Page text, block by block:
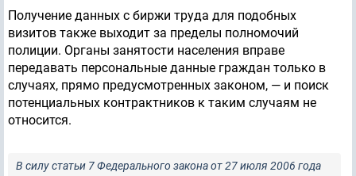
Получение данных с биржи труда для подобных
визитов также выходит за пределы полномочий
полиции. Органы занятости населения вправе
передавать персональные данные граждан только в
случаях, прямо предусмотренных законом, — и поиск
потенциальных контрактников к таким случаям не
относится.
В силу статьи 7 Федерального закона от 27 июля 2006 года